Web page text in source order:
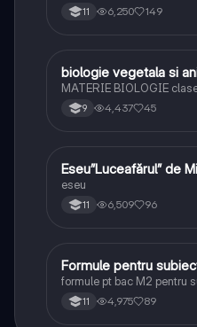
11 6,250 149
Biologie
biologie vegetala si
MATERIE BIOLOGIE
9 4,437 45
Limba și literatura română
Eseu”Luceafărul” de
eseu
11 6,509 96
Matematică
Formule pentru
formule pt bac M2 pentru
11 4,975 89